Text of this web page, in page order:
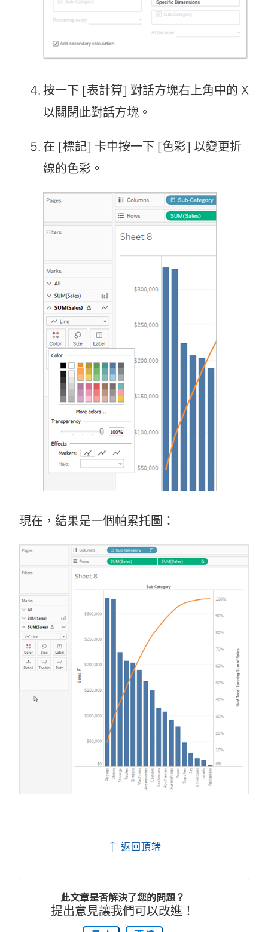
按一下 [表計算] 對話方塊右上角中的 X
以關閉此對話方塊。
在 [標記] 卡中按一下 [色彩] 以變更折
線的色彩。
現在，結果是一個帕累托圖：
返回頂端
此文章是否解決了您的問題？
提出意見讓我們可以改進！